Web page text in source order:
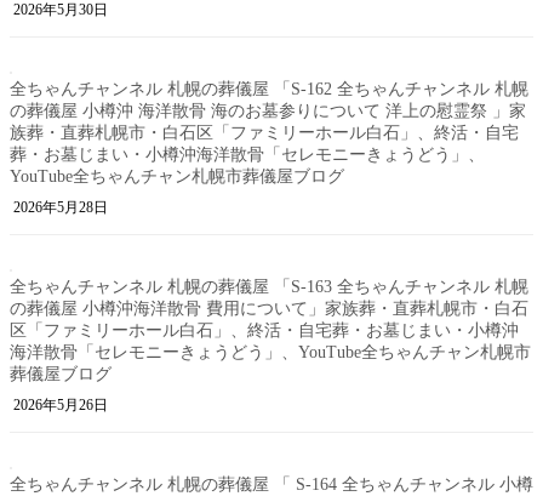
2026年5月30日
全ちゃんチャンネル 札幌の葬儀屋 「S-162 全ちゃんチャンネル 札幌
の葬儀屋 小樽沖 海洋散骨 海のお墓参りについて 洋上の慰霊祭 」家
族葬・直葬札幌市・白石区「ファミリーホール白石」、終活・自宅
葬・お墓じまい・小樽沖海洋散骨「セレモニーきょうどう」、
YouTube全ちゃんチャン札幌市葬儀屋ブログ
2026年5月28日
全ちゃんチャンネル 札幌の葬儀屋 「S-163 全ちゃんチャンネル 札幌
の葬儀屋 小樽沖海洋散骨 費用について」家族葬・直葬札幌市・白石
区「ファミリーホール白石」、終活・自宅葬・お墓じまい・小樽沖
海洋散骨「セレモニーきょうどう」、YouTube全ちゃんチャン札幌市
葬儀屋ブログ
2026年5月26日
全ちゃんチャンネル 札幌の葬儀屋 「 S-164 全ちゃんチャンネル 小樽